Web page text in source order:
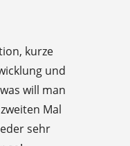
kurze
und
will man
Mal
sehr